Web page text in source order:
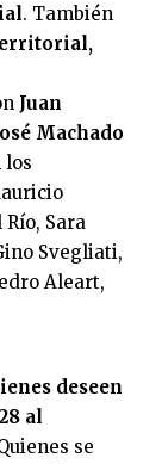
. También
Juan
Machado
los
Sara
Svegliati,
Aleart,
deseen
al
se